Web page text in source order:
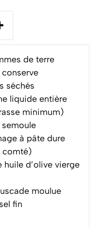
de terre
séchés
liquide entière
minimum)
à pâte dure
comté)
huile d’olive vierge
moulue
fin